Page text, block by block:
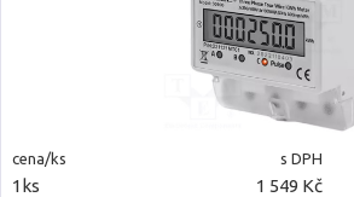
cena/ks s DPH
1ks 1 549 Kč